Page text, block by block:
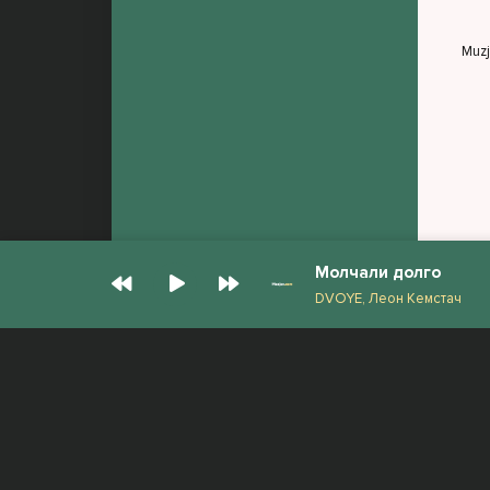
Молчали долго
DVOYE, Леон Кемстач